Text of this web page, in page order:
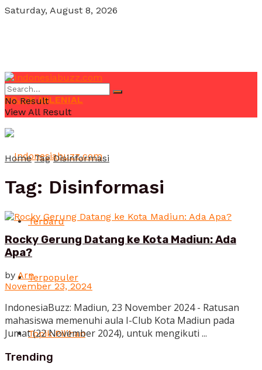
Saturday, August 8, 2026
POJOK MILENIAL
Terbaru
Terpopuler
Topik Pilihan
No Result
View All Result
Home Tag Disinformasi
Tag: Disinformasi
Rocky Gerung Datang ke Kota Madiun: Ada
Apa?
by Arn
November 23, 2024
IndonesiaBuzz: Madiun, 23 November 2024 - Ratusan
mahasiswa memenuhi aula I-Club Kota Madiun pada
Jumat (22 November 2024), untuk mengikuti ...
Trending